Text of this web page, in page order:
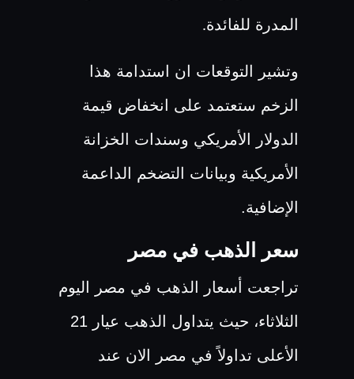
المدرة للفائدة.
وتشير التوقعات ان استدامة هذا
الزخم ستعتمد على انخفاض قيمة
الدولار الأمريكي وسندات الخزانة
الأمريكية وبيانات التضخم الداعمة
الإضافية.
سعر الذهب في مصر
تراجعت أسعار الذهب في مصر اليوم
الثلاثاء، حيث يتداول الذهب عيار 21
الأعلى تداولاً في مصر الان عند